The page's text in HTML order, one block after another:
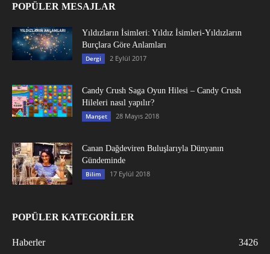
POPÜLER MESAJLAR
Yıldızların İsimleri: Yıldız İsimleri-Yıldızların
Burçlara Göre Anlamları
Dergi 2 Eylül 2017
Candy Crush Saga Oyun Hilesi – Candy Crush
Hileleri nasıl yapılır?
Manşet 28 Mayıs 2018
Canan Dağdeviren Buluşlarıyla Dünyanın
Gündeminde
Bilim 17 Eylül 2018
POPÜLER KATEGORİLER
Haberler
3426